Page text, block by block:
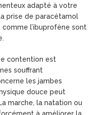
adapté à votre
prise de paracétamol
l’ibuprofène sont
contention est
souffrant
les jambes
douce peut
marche, la natation ou
à améliorer la